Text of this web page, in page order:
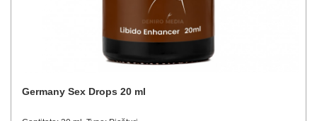
Germany Sex Drops 20 ml